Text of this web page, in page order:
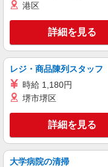
東
キープ
アルバイト
麻布茶房(AZABUSABO)
基
港区
詳細を見る
レジ・商品陳列スタッフ
時給 1,180円
堺市堺区
詳細を見る
大学病院の清掃